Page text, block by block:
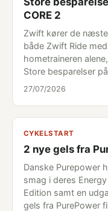
CORE 2
Zwift kører de
både Zwift Ride
hometraineren
Store besparelser
27/07/2026
CYKELSTART
2 nye gels fra
Danske Purepower
smag i deres
Edition samt en
gels fra PurePower